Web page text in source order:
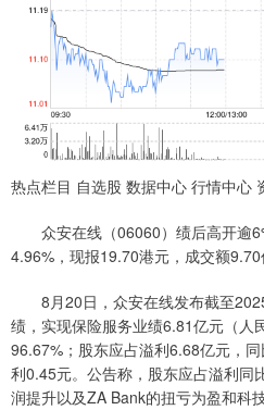
热点栏目 自选股 数据中心 行情中心
众安在线（06060）绩后高开逾
4.96%，现报19.70港元，成交额9.70
8月20日，众安在线发布截至
绩，实现保险服务业绩6.81亿元（人
96.67%；股东应占溢利6.68亿元，
利0.45元。公告称，股东应占溢利同
润提升以及ZA Bank的扭亏为盈和科